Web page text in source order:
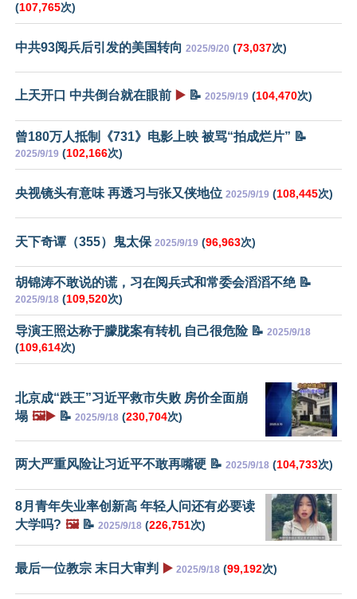
(107,765次)
中共93阅兵后引发的美国转向 2025/9/20 (73,037次)
上天开口 中共倒台就在眼前 ▶️ 📝 2025/9/19 (104,470次)
曾180万人抵制《731》电影上映 被骂“拍成烂片” 📝
2025/9/19 (102,166次)
央视镜头有意味 再透习与张又侠地位 2025/9/19 (108,445次)
天下奇谭（355）鬼太保 2025/9/19 (96,963次)
胡锦涛不敢说的谎，习在阅兵式和常委会滔滔不绝 📝
2025/9/18 (109,520次)
导演王照达称于朦胧案有转机 自己很危险 📝 2025/9/18
(109,614次)
北京成“跌王”习近平救市失败 房价全面崩
塌 🖼️▶️ 📝 2025/9/18 (230,704次)
两大严重风险让习近平不敢再嘴硬 📝 2025/9/18 (104,733次)
8月青年失业率创新高 年轻人问还有必要读
大学吗? 🖼️📝 2025/9/18 (226,751次)
最后一位教宗 末日大审判 ▶️ 2025/9/18 (99,192次)